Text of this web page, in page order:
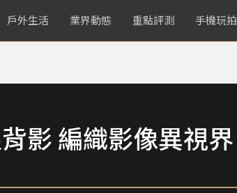
戶外生活 業界動態 重點評測 手機玩拍
影 編織影像異視界